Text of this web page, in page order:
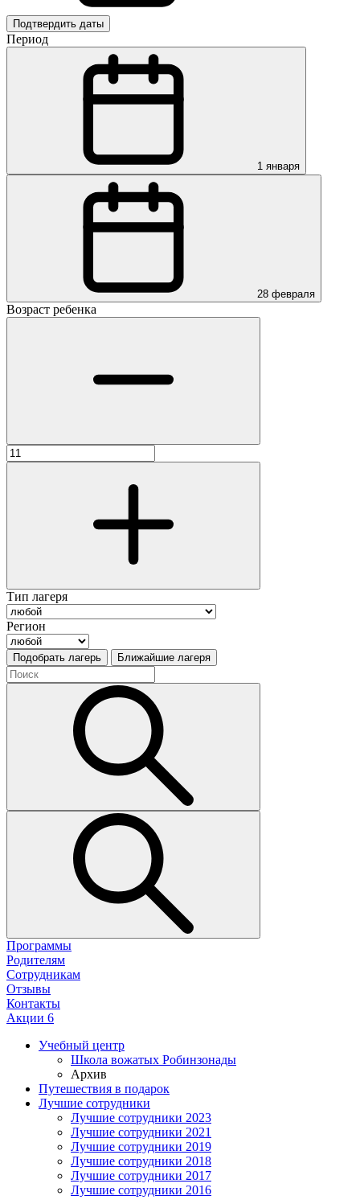
Подтвердить даты
Период
1 января
28 февраля
Возраст ребенка
Тип лагеря
Регион
Подобрать лагерь Ближайшие лагеря
Программы
Родителям
Сотрудникам
Отзывы
Контакты
Акции 6
Учебный центр
Школа вожатых Робинзонады
Архив
Путешествия в подарок
Лучшие сотрудники
Лучшие сотрудники 2023
Лучшие сотрудники 2021
Лучшие сотрудники 2019
Лучшие сотрудники 2018
Лучшие сотрудники 2017
Лучшие сотрудники 2016